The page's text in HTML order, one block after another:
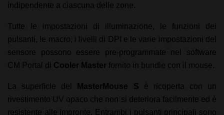
indipendente a ciascuna delle zone.
Tutte le impostazioni di illuminazione, le funzioni dei
pulsanti, le macro, i livelli di DPI e le varie impostazioni del
sensore possono essere pre-programmate nel software
CM Portal di Cooler Master fornito in bundle con il mouse.
La superficie del MasterMouse S è ricoperta con un
rivestimento UV opaco che non si deteriora facilmente ed è
resistente alle impronte. Entrambi i pulsanti principali sono